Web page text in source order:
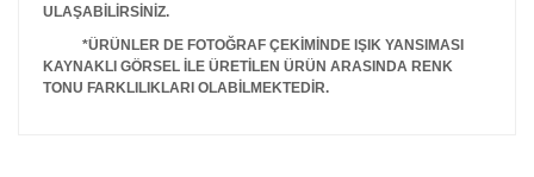
ULAŞABİLİRSİNİZ.
*ÜRÜNLER DE FOTOĞRAF ÇEKİMİNDE IŞIK YANSIMASI
KAYNAKLI GÖRSEL İLE ÜRETİLEN ÜRÜN ARASINDA RENK
TONU FARKLILIKLARI OLABİLMEKTEDİR.